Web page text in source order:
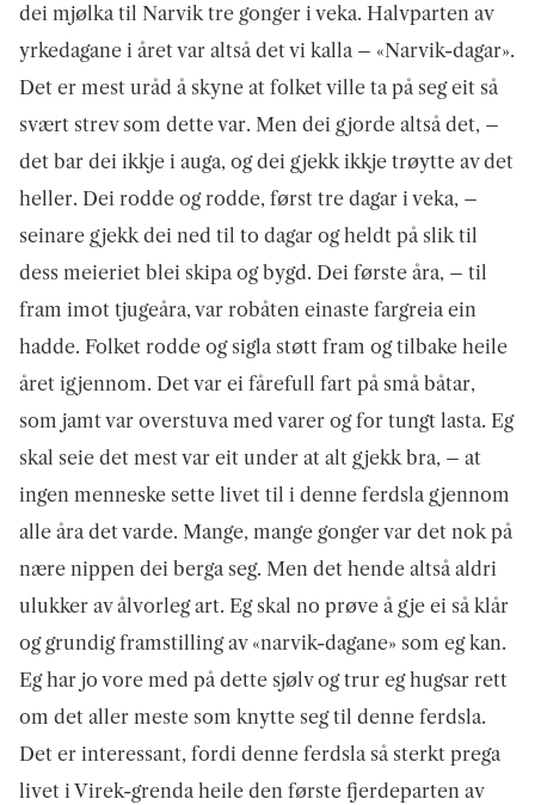
dei mjølka til Narvik tre gonger i veka. Halvparten av
yrkedagane i året var altså det vi kalla – «Narvik-dagar».
Det er mest uråd å skyne at folket ville ta på seg eit så
svært strev som dette var. Men dei gjorde altså det, –
det bar dei ikkje i auga, og dei gjekk ikkje trøytte av det
heller. Dei rodde og rodde, først tre dagar i veka, –
seinare gjekk dei ned til to dagar og heldt på slik til
dess meieriet blei skipa og bygd. Dei første åra, – til
fram imot tjugeåra, var robåten einaste fargreia ein
hadde. Folket rodde og sigla støtt fram og tilbake heile
året igjennom. Det var ei fårefull fart på små båtar,
som jamt var overstuva med varer og for tungt lasta. Eg
skal seie det mest var eit under at alt gjekk bra, – at
ingen menneske sette livet til i denne ferdsla gjennom
alle åra det varde. Mange, mange gonger var det nok på
nære nippen dei berga seg. Men det hende altså aldri
ulukker av ålvorleg art. Eg skal no prøve å gje ei så klår
og grundig framstilling av «narvik-dagane» som eg kan.
Eg har jo vore med på dette sjølv og trur eg hugsar rett
om det aller meste som knytte seg til denne ferdsla.
Det er interessant, fordi denne ferdsla så sterkt prega
livet i Virek-grenda heile den første fjerdeparten av